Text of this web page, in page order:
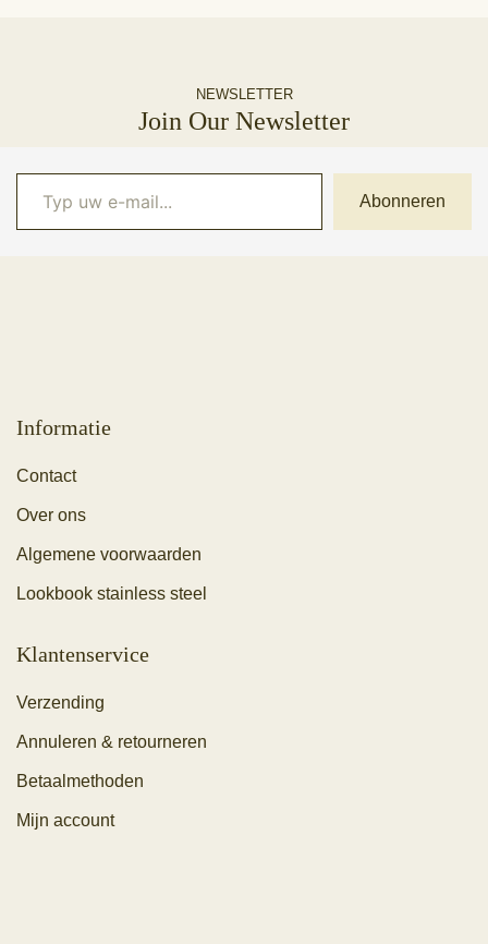
NEWSLETTER
Join Our Newsletter
Typ uw e-mail...
Abonneren
Informatie
Contact
Over ons
Algemene voorwaarden
Lookbook stainless steel
Klantenservice
Verzending
Annuleren & retourneren
Betaalmethoden
Mijn account